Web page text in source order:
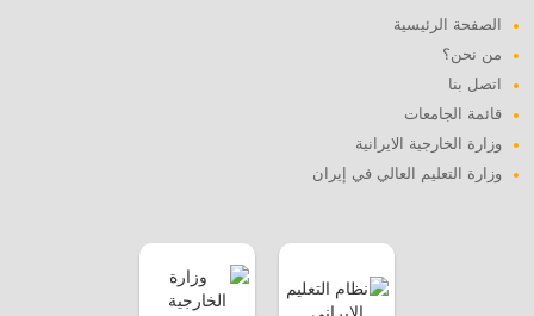
الصفحة الرئيسية
من نحن؟
اتصل بنا
قائمة الجامعات
وزارة الخارجية الايرانية
وزارة التعليم العالي في إيران